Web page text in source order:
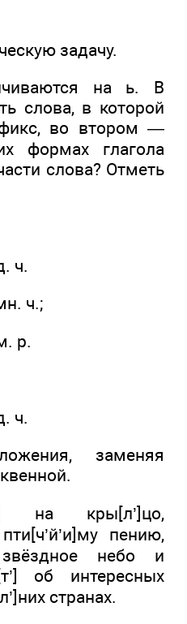
задачу.
на ь. В
слова, в которой
во втором —
формах глагола
слова? Отметь
ч.
ч.;
р.
ч.
заменяя
на кры[л’]цо,
пению,
небо и
об интересных
странах.